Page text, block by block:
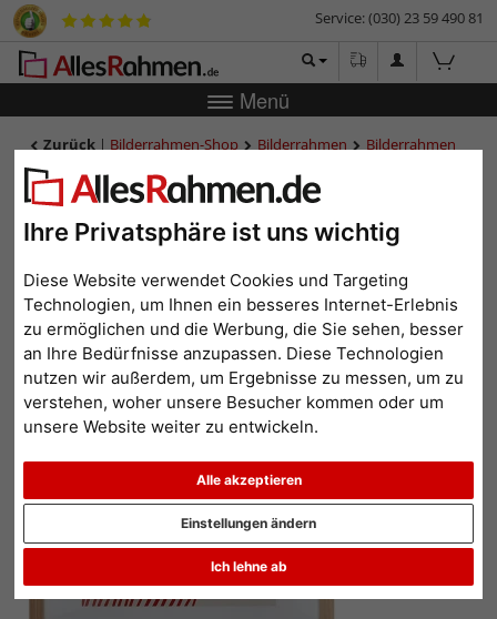
Ihre Privatsphäre ist uns wichtig
Diese Website verwendet Cookies und Targeting
Technologien, um Ihnen ein besseres Internet-Erlebnis
zu ermöglichen und die Werbung, die Sie sehen, besser
an Ihre Bedürfnisse anzupassen. Diese Technologien
nutzen wir außerdem, um Ergebnisse zu messen, um zu
verstehen, woher unsere Besucher kommen oder um
unsere Website weiter zu entwickeln.
Alle akzeptieren
Ich lehne ab
Einstellungen ändern
Service: (030) 23 59 490 81
Menü
Zurück | Bilderrahmen-Shop Bilderrahmen
Bilderrahmen
Holz
Eichenholz-Bilderrahmen
Scandic